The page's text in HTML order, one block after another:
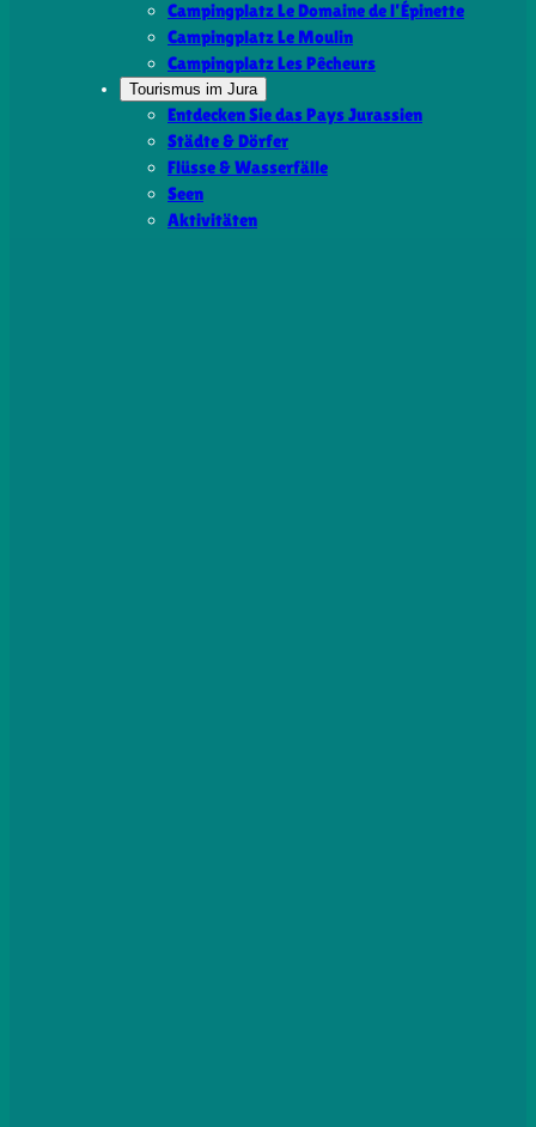
Campingplatz Le Domaine de l’Épinette
Campingplatz Le Moulin
Campingplatz Les Pêcheurs
Tourismus im Jura
Entdecken Sie das Pays Jurassien
Städte & Dörfer
Flüsse & Wasserfälle
Seen
Aktivitäten